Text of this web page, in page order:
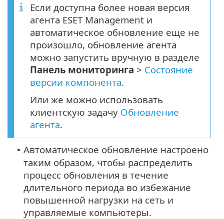
Если доступна более новая версия
агента ESET Management и
автоматическое обновление еще не
произошло, обновление агента
можно запустить вручную в разделе
Панель мониторинга > Состояние
версии компонента.
Или же можно использовать
клиентскую задачу Обновление
агента.
• Автоматическое обновление настроено
таким образом, чтобы распределить
процесс обновления в течение
длительного периода во избежание
повышенной нагрузки на сеть и
управляемые компьютеры.